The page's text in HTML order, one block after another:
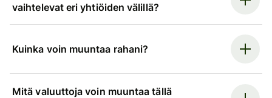
vaihtelevat eri yhtiöiden välillä?
Kuinka voin muuntaa rahani?
Mitä valuuttoja voin muuntaa tällä